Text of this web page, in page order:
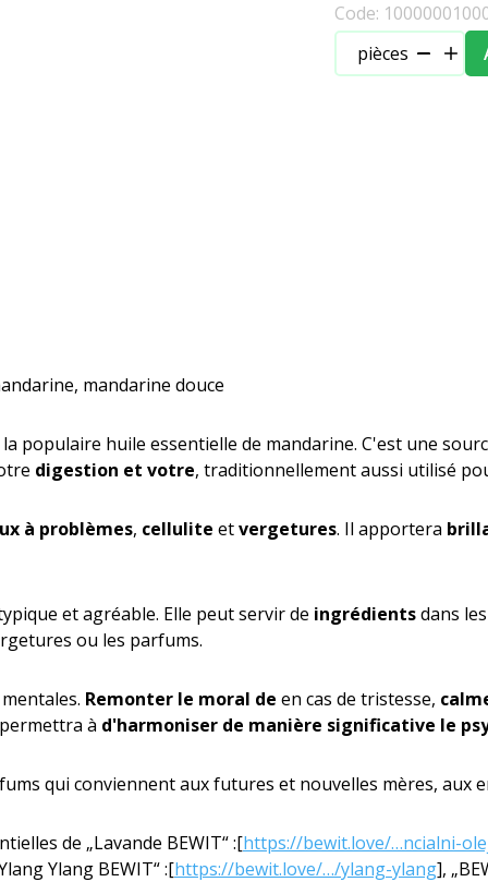
Code:
pièces
mandarine douce
populaire huile essentielle de mandarine. C'est une
digestion et votre, traditionnellement aussi utilisé
à problèmes, cellulite etvergetures. Il apportera
et agréable. Elle peut servir de ingrédientsdans
ou les parfums.
Remonter le moral de en cas de tristesse,
à d'harmoniser de manière significative le
qui conviennent aux futures et nouvelles mères, aux
de „Lavande BEWIT“ :[https://bewit.love/…ncialni-
Ylang BEWIT“ :[https://bewit.love/…/ylang-ylang],